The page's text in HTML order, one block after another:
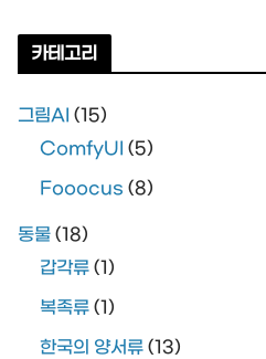
카테고리
그림AI (15)
ComfyUI (5)
Fooocus (8)
동물 (18)
갑각류 (1)
복족류 (1)
한국의 양서류 (13)